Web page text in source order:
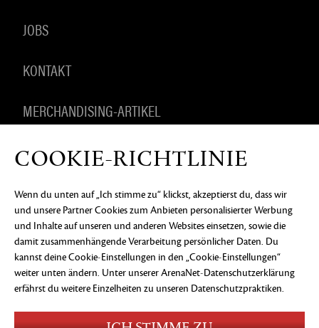
JOBS
KONTAKT
MERCHANDISING-ARTIKEL
DATENSCHUTZERKLÄRUNG
RECHTLICHE
INFORMATIONEN
KEIN VERKAUF ODER KEINE
WEITERGABE MEINER PERSONENBEZOGENEN
DATEN
COOKIE-EINSTELLUNGEN
©2026 ArenaNet, LLC. Alle Rechte vorbehalten. Alle
Warenzeichen sind das Eigentum ihrer jeweiligen
Besitzer.
Language
Use of Alcohol
COOKIE-RICHTLINIE
Wenn du unten auf „Ich stimme zu“ klickst, akzeptierst du, dass wir
und unsere Partner Cookies zum Anbieten personalisierter Werbung
und Inhalte auf unseren und anderen Websites einsetzen, sowie die
damit zusammenhängende Verarbeitung persönlicher Daten. Du
kannst deine Cookie-Einstellungen in den „Cookie-Einstellungen“
weiter unten ändern. Unter unserer ArenaNet-Datenschutzerklärung
erfährst du weitere Einzelheiten zu unseren Datenschutzpraktiken.